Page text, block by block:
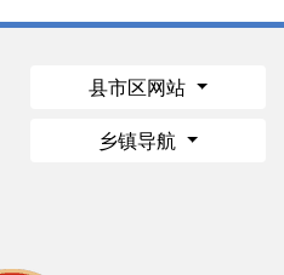
县市区网站
乡镇导航